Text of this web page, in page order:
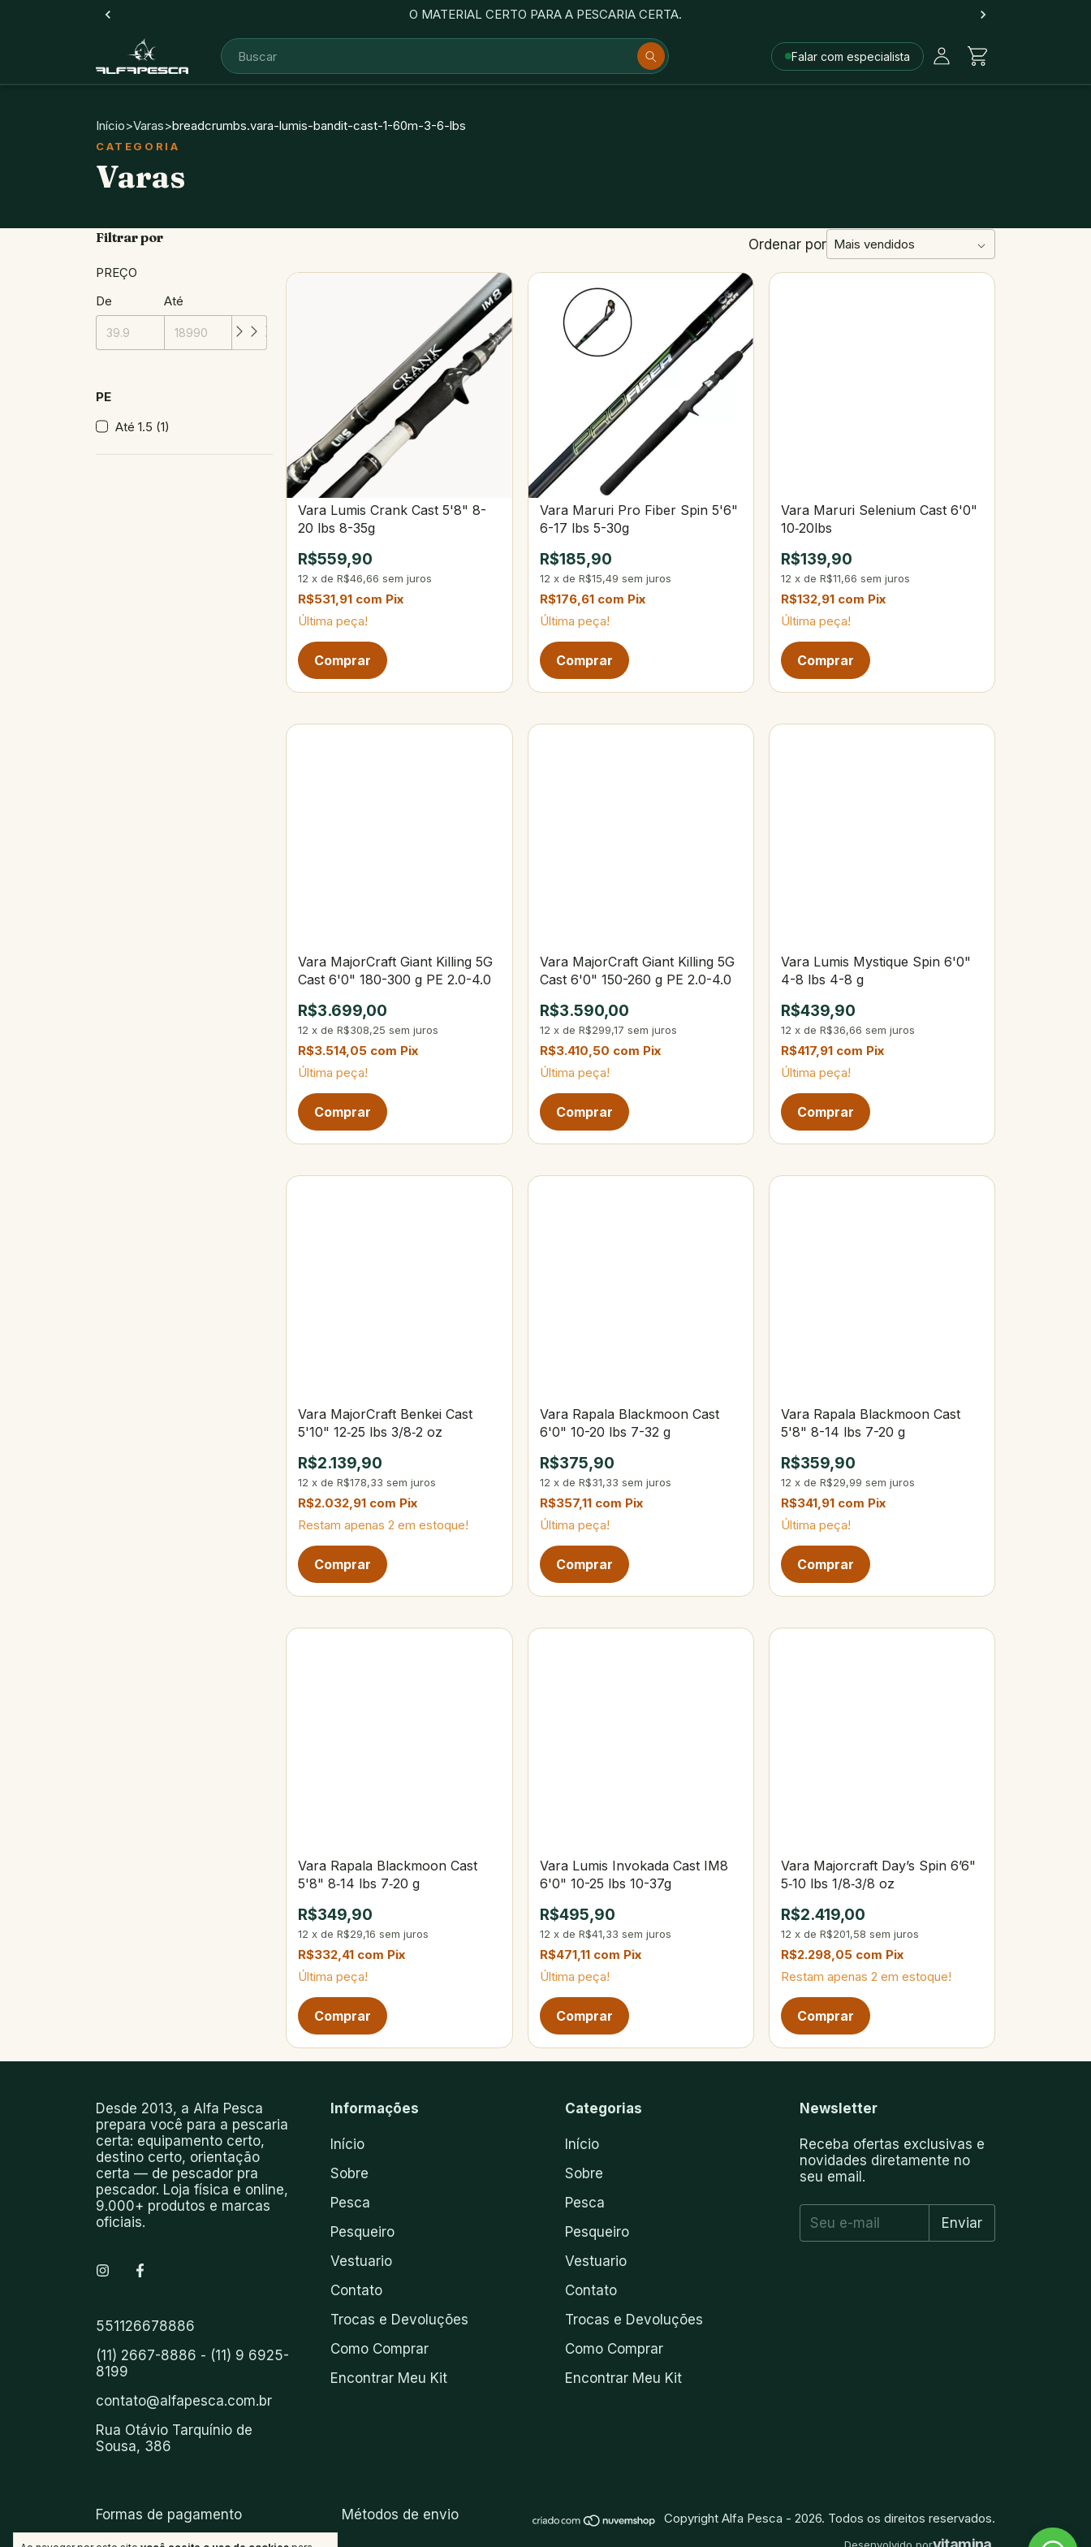
O MATERIAL CERTO PARA A PESCARIA CERTA.
Falar com especialista
Início>Varas>breadcrumbs.vara-lumis-bandit-cast-1-60m-3-6-lbs
Varas
Filtrar por
PREÇO
De
Até
PE
Até 1.5 (1)
Ordenar por
Vara Lumis Crank Cast 5'8" 8-
20 lbs 8-35g
R$559,90
12 xdeR$46,66 sem juros
R$531,91 com Pix
Última peça!
Vara Maruri Pro Fiber Spin 5'6"
6-17 lbs 5-30g
R$185,90
12 x de R$15,49 sem juros
R$176,61 com Pix
Última peça!
Vara Maruri Selenium Cast 6'0"
10‑20lbs
R$139,90
12 x de R$11,66 sem juros
R$132,91 com Pix
Última peça!
Vara MajorCraft Giant Killing 5G
Cast 6'0" 180-300 g PE 2.0-4.0
R$3.699,00
12 xdeR$308,25 sem juros
R$3.514,05 com Pix
Última peça!
Vara MajorCraft Giant Killing 5G
Cast 6'0" 150-260 g PE 2.0-4.0
R$3.590,00
12 x de R$299,17 sem juros
R$3.410,50 com Pix
Última peça!
Vara Lumis Mystique Spin 6'0"
4-8 lbs 4-8 g
R$439,90
12 x de R$36,66 sem juros
R$417,91 com Pix
Última peça!
Vara MajorCraft Benkei Cast
5'10" 12‑25 lbs 3/8‑2 oz
R$2.139,90
12 xdeR$178,33 sem juros
R$2.032,91 com Pix
Restam apenas2 em estoque!
Vara Rapala Blackmoon Cast
6'0" 10-20 lbs 7-32 g
R$375,90
12 x de R$31,33 sem juros
R$357,11 com Pix
Última peça!
Vara Rapala Blackmoon Cast
5'8" 8-14 lbs 7-20 g
R$359,90
12 x de R$29,99 sem juros
R$341,91 com Pix
Última peça!
Vara Rapala Blackmoon Cast
5'8" 8‑14 lbs 7‑20 g
R$349,90
12 xdeR$29,16 sem juros
R$332,41 com Pix
Última peça!
Vara Lumis Invokada Cast IM8
6'0" 10-25 lbs 10-37g
R$495,90
12 x de R$41,33 sem juros
R$471,11 com Pix
Última peça!
Vara Majorcraft Day’s Spin 6’6"
5‑10 lbs 1/8‑3/8 oz
R$2.419,00
12 x de R$201,58 sem juros
R$2.298,05 com Pix
Restam apenas 2 em estoque!
Desde 2013, a Alfa Pesca
prepara você para a pescaria
certa: equipamento certo,
destino certo, orientação
certa — de pescador pra
pescador. Loja física e online,
9.000+ produtos e marcas
oficiais.
551126678886
(11) 2667-8886 - (11) 9 6925-
8199
contato@alfapesca.com.br
Rua Otávio Tarquínio de
Sousa, 386
Informações
Início
Sobre
Pesca
Pesqueiro
Vestuario
Contato
Trocas e Devoluções
Como Comprar
Encontrar Meu Kit
Categorias
Início
Sobre
Pesca
Pesqueiro
Vestuario
Contato
Trocas e Devoluções
Como Comprar
Encontrar Meu Kit
Newsletter
Receba ofertas exclusivas e
novidades diretamente no
seu email.
Formas de pagamento Métodos de envio Copyright Alfa Pesca - 2026. Todos os direitos reservados.
Desenvolvido por